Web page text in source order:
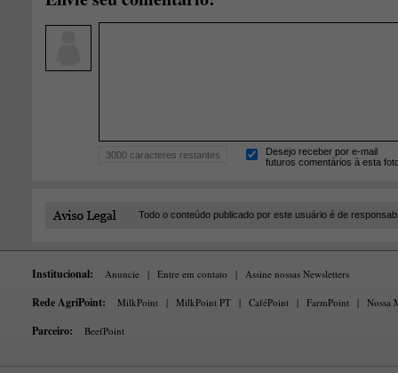
3000 caracteres restantes
Desejo receber por e-mail
futuros comentários à esta
Todo o conteúdo publicado por este usuário é de
Institucional: Anuncie | Entre em contato | Assine nossas Newsletters
Rede AgriPoint: MilkPoint | MilkPoint PT | CaféPoint | FarmPoint | Nossa
Parceiro: BeefPoint